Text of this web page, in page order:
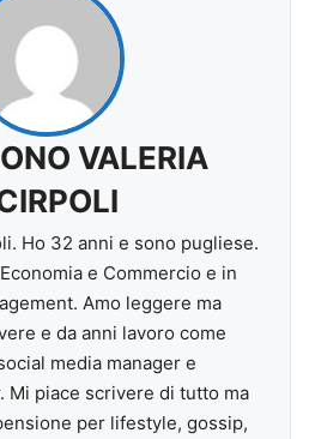
VALERIA
Ho 32 anni e sono pugliese.
e Commercio e in
Amo leggere ma
e da anni lavoro come
media manager e
Mi piace scrivere di tutto ma
per lifestyle, gossip,